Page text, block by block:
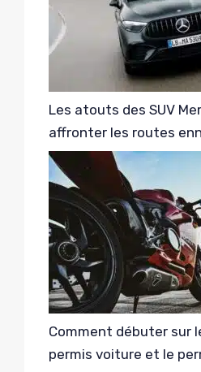
Les atouts des SUV
affronter les routes
Comment débuter sur
permis voiture et le